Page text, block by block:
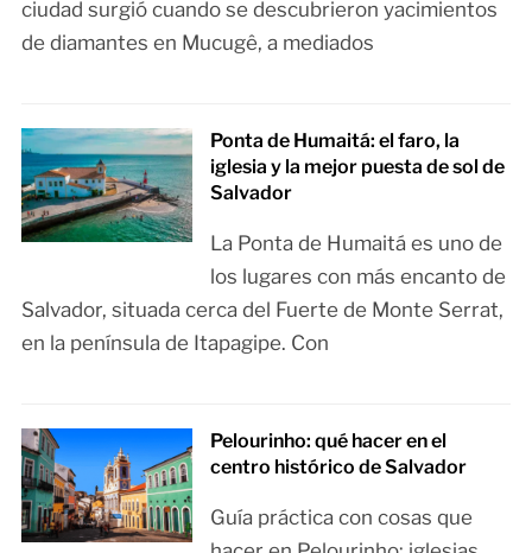
ciudad surgió cuando se descubrieron yacimientos
de diamantes en Mucugê, a mediados
Ponta de Humaitá: el faro, la
iglesia y la mejor puesta de sol de
Salvador
La Ponta de Humaitá es uno de
los lugares con más encanto de
Salvador, situada cerca del Fuerte de Monte Serrat,
en la península de Itapagipe. Con
Pelourinho: qué hacer en el
centro histórico de Salvador
Guía práctica con cosas que